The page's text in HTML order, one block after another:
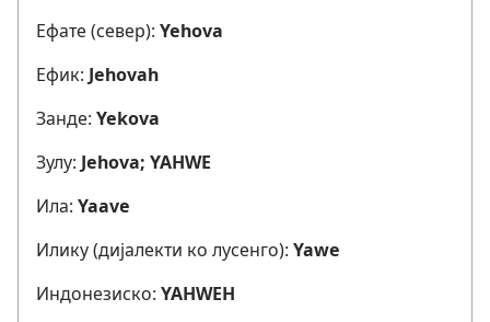
Ефате (север): Yehova
Ефик: Jehovah
Занде: Yekova
Зулу: Jehova; YAHWE
Ила: Yaave
Илику (дијалекти ко лусенго): Yawe
Индонезиско: YAHWEH